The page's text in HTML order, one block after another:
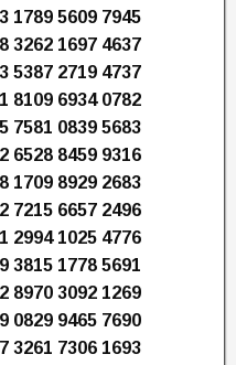
1789 5609 7945
3262 1697 4637
5387 2719 4737
8109 6934 0782
7581 0839 5683
6528 8459 9316
1709 8929 2683
7215 6657 2496
2994 1025 4776
3815 1778 5691
8970 3092 1269
0829 9465 7690
3261 7306 1693